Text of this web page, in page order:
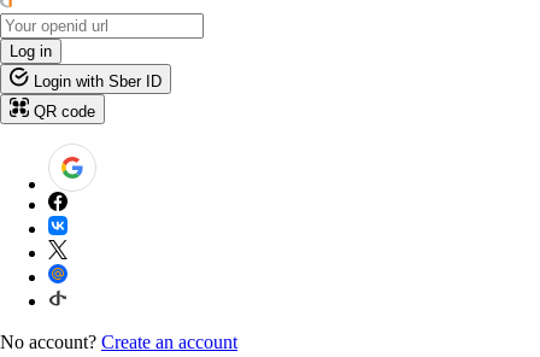
Log in
Login with Sber ID
QR code
No account? Create an account